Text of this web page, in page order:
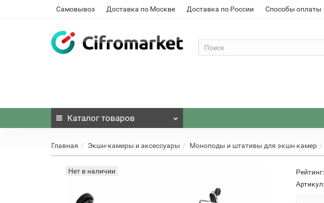
Самовывоз Доставка по Москве Доставка по России Способы оплаты
Каталог товаров
Главная Экшн-камеры и аксессуары Моноподы и штативы для экшн камер
Нет в наличии Рейтинг:
Артикул: